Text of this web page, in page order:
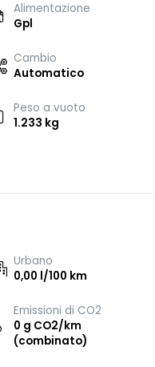
Alimentazione
Gpl
Cambio
Automatico
Peso a vuoto
1.233 kg
Urbano
0,00 l/100 km
Emissioni di CO2
0 g CO2/km
(combinato)